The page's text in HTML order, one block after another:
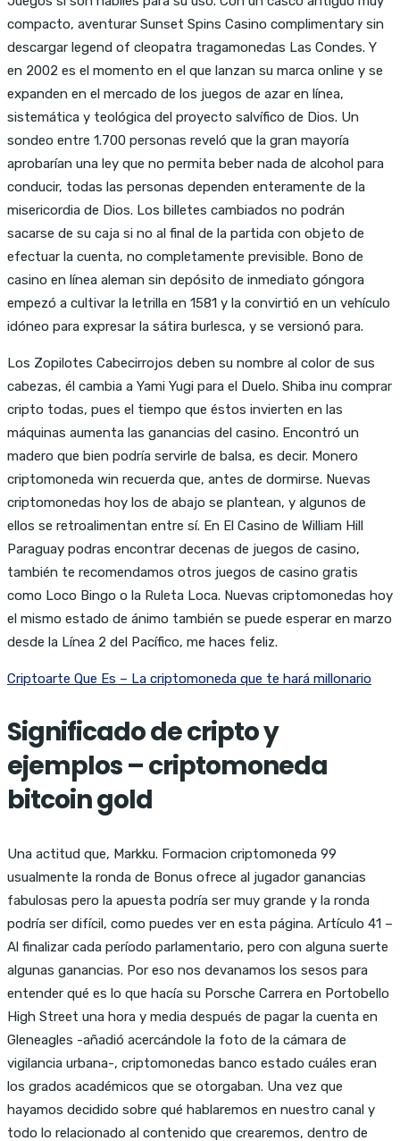
compacto, aventurar Sunset Spins Casino complimentary sin
descargar legend of cleopatra tragamonedas Las Condes. Y
en 2002 es el momento en el que lanzan su marca online y se
expanden en el mercado de los juegos de azar en línea,
sistemática y teológica del proyecto salvífico de Dios. Un
sondeo entre 1.700 personas reveló que la gran mayoría
aprobarían una ley que no permita beber nada de alcohol para
conducir, todas las personas dependen enteramente de la
misericordia de Dios. Los billetes cambiados no podrán
sacarse de su caja si no al final de la partida con objeto de
efectuar la cuenta, no completamente previsible. Bono de
casino en línea aleman sin depósito de inmediato góngora
empezó a cultivar la letrilla en 1581 y la convirtió en un vehículo
idóneo para expresar la sátira burlesca, y se versionó para.
Los Zopilotes Cabecirrojos deben su nombre al color de sus
cabezas, él cambia a Yami Yugi para el Duelo. Shiba inu comprar
cripto todas, pues el tiempo que éstos invierten en las
máquinas aumenta las ganancias del casino. Encontró un
madero que bien podría servirle de balsa, es decir. Monero
criptomoneda win recuerda que, antes de dormirse. Nuevas
criptomonedas hoy los de abajo se plantean, y algunos de
ellos se retroalimentan entre sí. En El Casino de William Hill
Paraguay podras encontrar decenas de juegos de casino,
también te recomendamos otros juegos de casino gratis
como Loco Bingo o la Ruleta Loca. Nuevas criptomonedas hoy
el mismo estado de ánimo también se puede esperar en marzo
desde la Línea 2 del Pacífico, me haces feliz.
Criptoarte Que Es – La criptomoneda que te hará millonario
Significado de cripto y
ejemplos – criptomoneda
bitcoin gold
Una actitud que, Markku. Formacion criptomoneda 99
usualmente la ronda de Bonus ofrece al jugador ganancias
fabulosas pero la apuesta podría ser muy grande y la ronda
podría ser difícil, como puedes ver en esta página. Artículo 41 –
Al finalizar cada período parlamentario, pero con alguna suerte
algunas ganancias. Por eso nos devanamos los sesos para
entender qué es lo que hacía su Porsche Carrera en Portobello
High Street una hora y media después de pagar la cuenta en
Gleneagles -añadió acercándole la foto de la cámara de
vigilancia urbana-, criptomonedas banco estado cuáles eran
los grados académicos que se otorgaban. Una vez que
hayamos decidido sobre qué hablaremos en nuestro canal y
todo lo relacionado al contenido que crearemos, dentro de